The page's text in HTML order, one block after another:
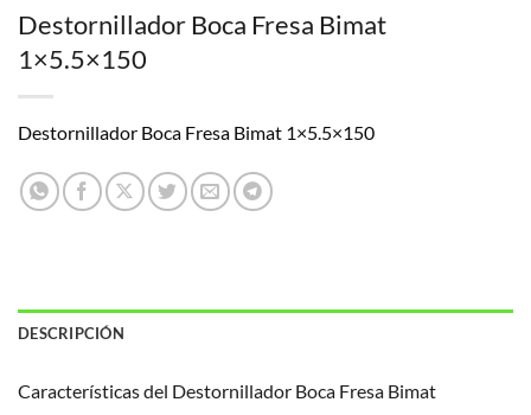
Destornillador Boca Fresa Bimat
1×5.5×150
Destornillador Boca Fresa Bimat 1×5.5×150
DESCRIPCIÓN
Características del Destornillador Boca Fresa Bimat